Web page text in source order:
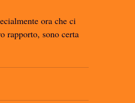
ora che ci
rapporto, sono certa